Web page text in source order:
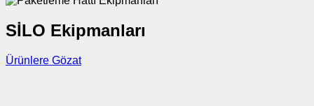
SİLO Ekipmanları
Ürünlere Gözat